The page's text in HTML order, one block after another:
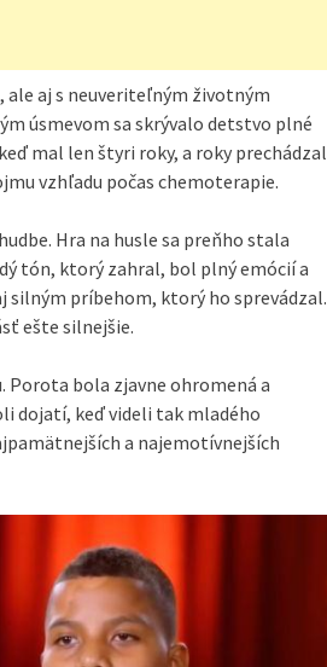
ale aj s neuveriteľným životným
úsmevom sa skrývalo detstvo plné
mal len štyri roky, a roky prechádzal
vzhľadu počas chemoterapie.
Hra na husle sa preňho stala
tón, ktorý zahral, bol plný emócií a
silným príbehom, ktorý ho sprevádzal.
ešte silnejšie.
Porota bola zjavne ohromená a
dojatí, keď videli tak mladého
a najemotívnejších